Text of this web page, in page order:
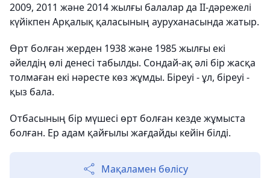
2009, 2011 және 2014 жылғы балалар да ІІ-дәрежелі
күйікпен Арқалық қаласының ауруханасында жатыр.
Өрт болған жерден 1938 және 1985 жылғы екі
әйелдің өлі денесі табылды. Сондай-ақ әлі бір жасқа
толмаған екі нәресте көз жұмды. Біреуі - ұл, біреуі -
қыз бала.
Отбасының бір мүшесі өрт болған кезде жұмыста
болған. Ер адам қайғылы жағдайды кейін білді.
Мақаламен бөлісу